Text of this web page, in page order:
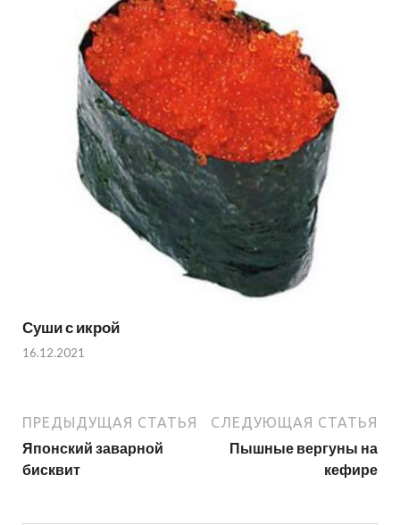
Суши с икрой
16.12.2021
ПРЕДЫДУЩАЯ СТАТЬЯ
Японский заварной
бисквит
СЛЕДУЮЩАЯ СТАТЬЯ
Пышные вергуны на
кефире